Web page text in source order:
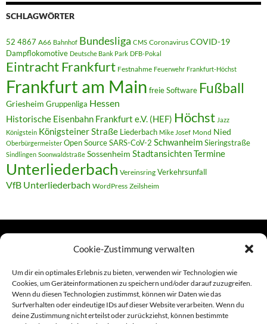
Cookie-Zustimmung verwalten
Um dir ein optimales Erlebnis zu bieten, verwenden wir Technologien wie
Cookies, um Geräteinformationen zu speichern und/oder darauf zuzugreifen.
Wenn du diesen Technologien zustimmst, können wir Daten wie das
Surfverhalten oder eindeutige IDs auf dieser Website verarbeiten. Wenn du
deine Zustimmung nicht erteilst oder zurückziehst, können bestimmte
SCHLAGWÖRTER
52 4867 A66 Bahnhof Bundesliga CMS Coronavirus COVID-19
Dampflokomotive Deutsche Bank Park DFB-Pokal
Eintracht Frankfurt Festnahme Feuerwehr Frankfurt-Höchst
Frankfurt am Main freie Software Fußball
Griesheim Gruppenliga Hessen
Historische Eisenbahn Frankfurt e.V. (HEF) Höchst Jazz
Königstein Königsteiner Straße Liederbach Mike Josef Mond Nied
Oberbürgermeister Open SourceSARS-CoV-2 SchwanheimSieringstraße
Sindlingen Soonwaldstraße Sossenheim StadtansichtenTermine
Unterliederbach Vereinsring Verkehrsunfall
VfB Unterliederbach WordPress Zeilsheim
Links